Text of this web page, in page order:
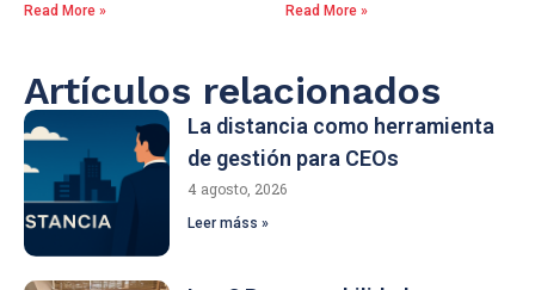
Read More » Read More »
Artículos relacionados
La distancia como herramienta
de gestión para CEOs
4 agosto, 2026
Leer máss »